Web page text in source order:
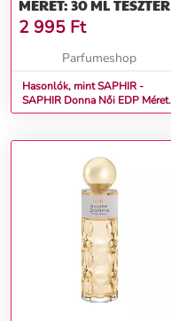
MÉRET: 30 ML TESZTER
2 995 Ft
Parfumeshop
Hasonlók, mint SAPHIR -
SAPHIR Donna Női EDP Méret:
30 ml teszter